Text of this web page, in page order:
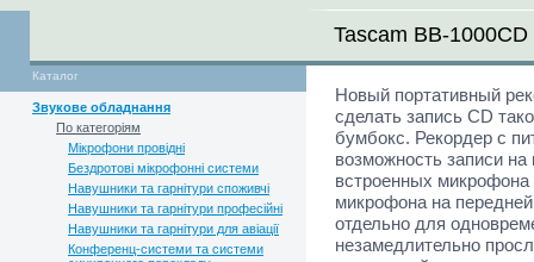
Tascam BB-1000CD
Каталог
Звукове обладнання
По категоріям
Мікрофони провідні
Бездротові мікрофонні системи
Навушники та гарнітури споживчі
Навушники та гарнітури професійні
Навушники та гарнітури для авіації
Конференц-системи та системи
Новый портативный
сделать запись CD
бумбокс. Рекордер с
возможность записи
встроенных
микрофона на
отдельно для
незамедлительно